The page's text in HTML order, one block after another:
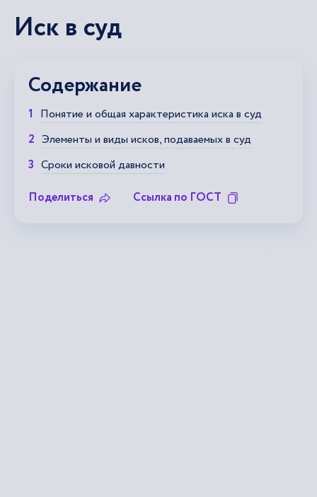
Иск в суд
Содержание
Понятие и общая характеристика иска в суд
Элементы и виды исков, подаваемых в суд
Сроки исковой давности
Поделиться
Ссылка по ГОСТ